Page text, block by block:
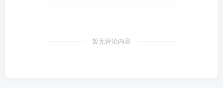
暂无评论内容